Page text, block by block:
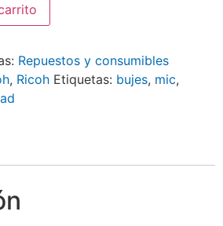
Repuestos y consumibles
, Ricoh Etiquetas: bujes, mic,